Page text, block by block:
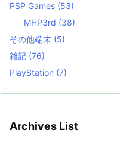
PSP Games (53)
MHP3rd (38)
その他端末 (5)
雑記 (76)
PlayStation (7)
Archives List